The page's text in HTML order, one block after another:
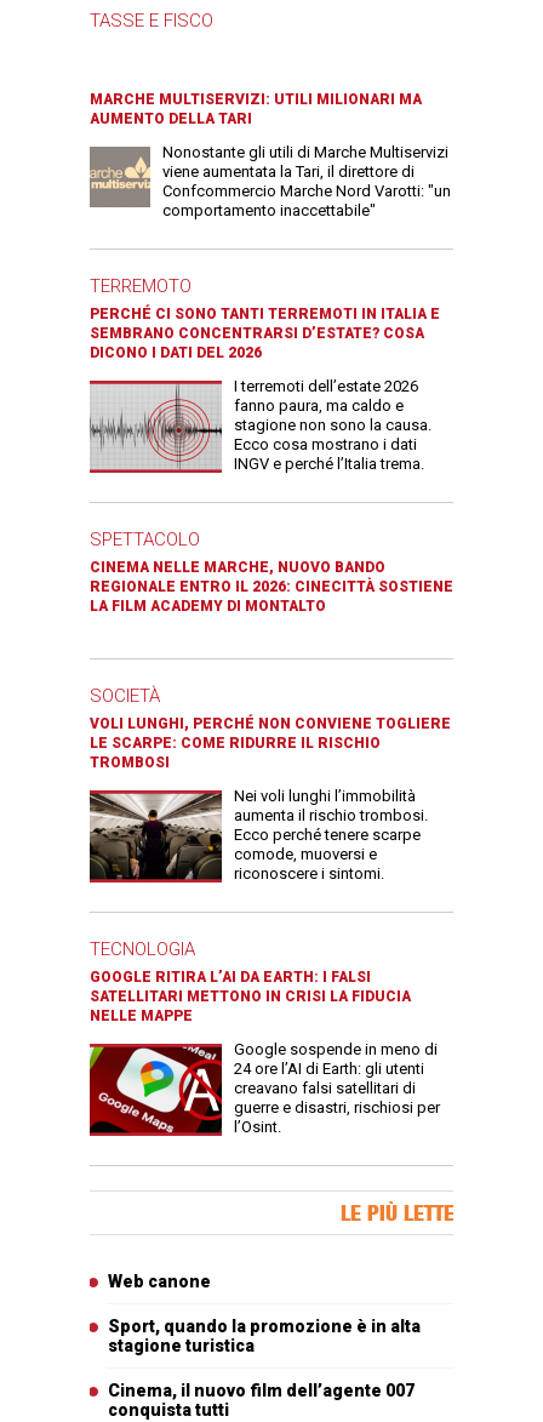
TASSE E FISCO
MARCHE MULTISERVIZI: UTILI MILIONARI MA
AUMENTO DELLA TARI
Nonostante gli utili di Marche Multiservizi
viene aumentata la Tari, il direttore di
Confcommercio Marche Nord Varotti: "un
comportamento inaccettabile"
TERREMOTO
PERCHÉ CI SONO TANTI TERREMOTI IN ITALIA E
SEMBRANO CONCENTRARSI D’ESTATE? COSA
DICONO I DATI DEL 2026
I terremoti dell’estate 2026
fanno paura, ma caldo e
stagione non sono la causa.
Ecco cosa mostrano i dati
INGV e perché l’Italia trema.
SPETTACOLO
CINEMA NELLE MARCHE, NUOVO BANDO
REGIONALE ENTRO IL 2026: CINECITTÀ SOSTIENE
LA FILM ACADEMY DI MONTALTO
SOCIETÀ
VOLI LUNGHI, PERCHÉ NON CONVIENE TOGLIERE
LE SCARPE: COME RIDURRE IL RISCHIO
TROMBOSI
Nei voli lunghi l’immobilità
aumenta il rischio trombosi.
Ecco perché tenere scarpe
comode, muoversi e
riconoscere i sintomi.
TECNOLOGIA
GOOGLE RITIRA L’AI DA EARTH: I FALSI
SATELLITARI METTONO IN CRISI LA FIDUCIA
NELLE MAPPE
Google sospende in meno di
24 ore l’AI di Earth: gli utenti
creavano falsi satellitari di
guerre e disastri, rischiosi per
l’Osint.
LE PIÙ LETTE
Web canone
Sport, quando la promozione è in alta
stagione turistica
Cinema, il nuovo film dell’agente 007
conquista tutti